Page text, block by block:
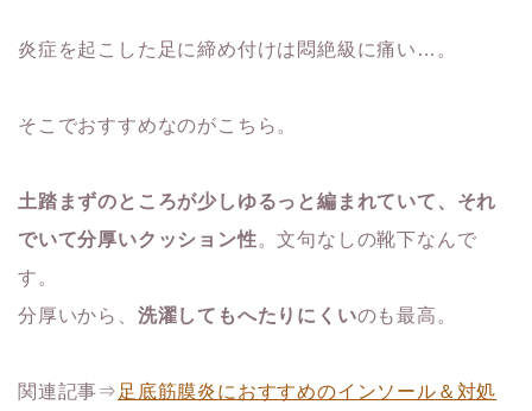
炎症を起こした足に締め付けは悶絶級に痛い…。
そこでおすすめなのがこちら。
土踏まずのところが少しゆるっと編まれていて、それ
でいて分厚いクッション性。文句なしの靴下なんで
す。
分厚いから、 洗濯してもへたりにくいのも最高。
関連記事⇒ 足底筋膜炎におすすめのインソール＆対処